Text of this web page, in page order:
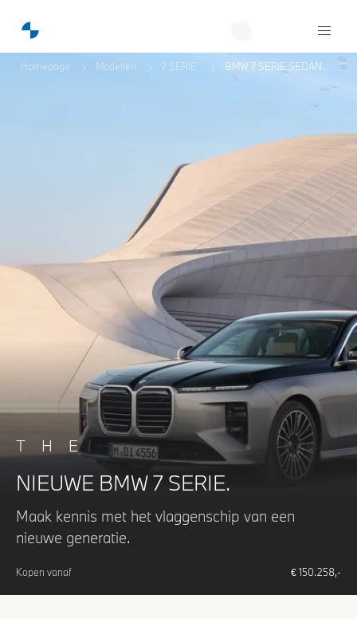
Homepage Modellen 7 SERIE. BMW 7 SERIE SEDAN.
THE
NIEUWE BMW 7 SERIE.
Maak kennis met het vlaggenschip van een
nieuwe generatie.
Kopen vanaf €150.258,-